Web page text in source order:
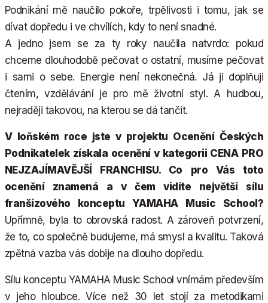
Podnikání mě naučilo pokoře, trpělivosti i tomu, jak se
dívat dopředu i ve chvílích, kdy to není snadné.
A jedno jsem se za ty roky naučila natvrdo: pokud
chceme dlouhodobě pečovat o ostatní, musíme pečovat
i sami o sebe. Energie není nekonečná. Já ji doplňuji
čtením, vzdělávání je pro mě životní styl. A hudbou,
nejraději takovou, na kterou se dá tančit.
V loňském roce jste v projektu Ocenění Českých
Podnikatelek získala ocenění v kategorii CENA PRO
NEJZAJÍMAVĚJŠÍ FRANCHISU. Co pro Vás toto
ocenění znamená a v čem vidíte největší sílu
franšízového konceptu YAMAHA Music School?
Upřímně, byla to obrovská radost. A zároveň potvrzení,
že to, co společně budujeme, má smysl a kvalitu. Taková
zpětná vazba vás dobije na dlouho dopředu.
Sílu konceptu YAMAHA Music School vnímám především
v jeho hloubce. Více než 30 let stojí za metodikami